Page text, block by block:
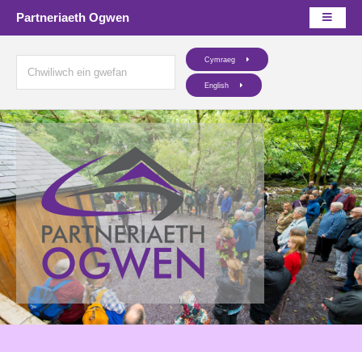
Partneriaeth Ogwen
Cymraeg
English